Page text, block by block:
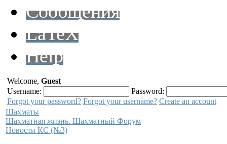
Сообщения
LaTeX
Help
Welcome, Guest
Username:
Password:
Forgot your password? Forgot your username? Create an account
Шахматы
Шахматная жизнь. Шахматный Форум
Новости КС (№3)